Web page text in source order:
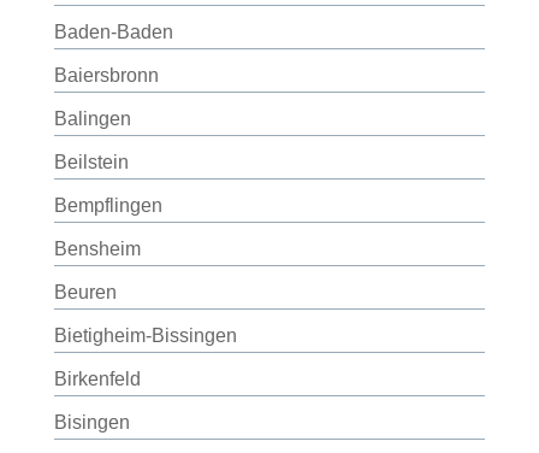
Baden-Baden
Baiersbronn
Balingen
Beilstein
Bempflingen
Bensheim
Beuren
Bietigheim-Bissingen
Birkenfeld
Bisingen